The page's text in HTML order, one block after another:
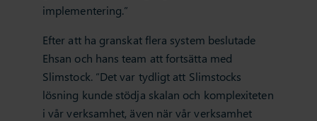
implementering.”
Efter att ha granskat flera system beslutade
Ehsan och hans team att fortsätta med
Slimstock. “Det var tydligt att Slimstocks
lösning kunde stödja skalan och komplexiteten
i vår verksamhet, även när vår verksamhet